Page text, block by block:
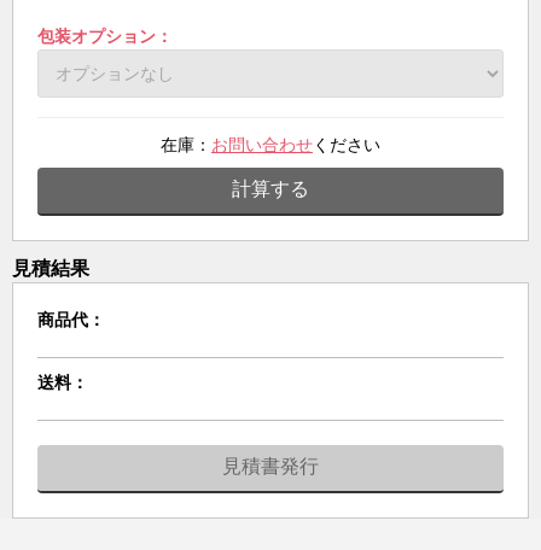
包装オプション：
在庫： お問い合わせください
計算する
見積結果
商品代：
送料：
見積書発行